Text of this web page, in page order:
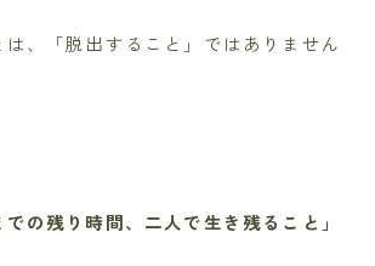
、「脱出すること」ではありません
での残り時間、二人で生き残ること」